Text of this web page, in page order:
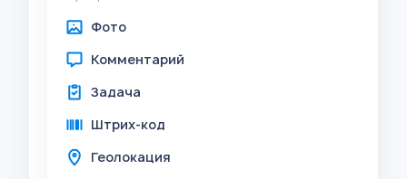
Фото
Комментарий
Задача
Штрих-код
Геолокация